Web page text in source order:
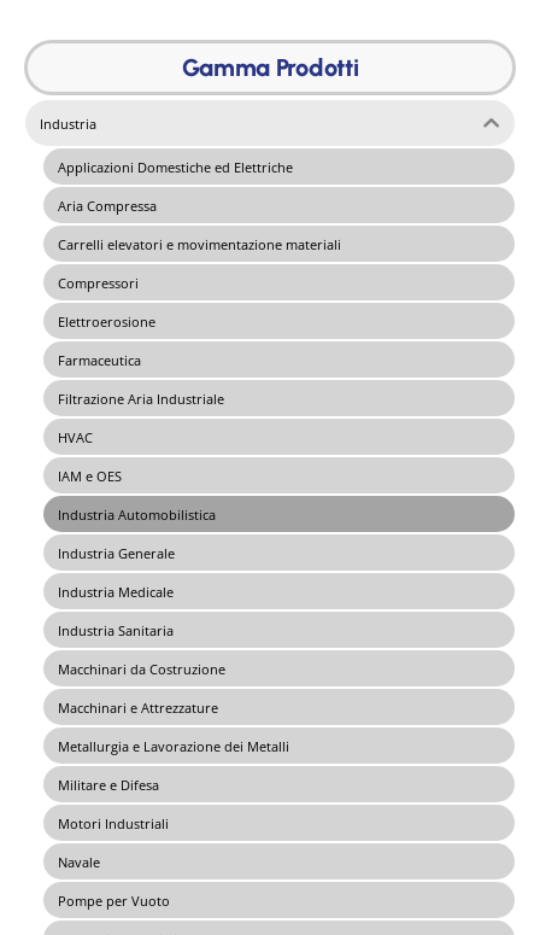
Gamma Prodotti
Industria
Applicazioni Domestiche ed Elettriche
Aria Compressa
Carrelli elevatori e movimentazione materiali
Compressori
Elettroerosione
Farmaceutica
Filtrazione Aria Industriale
HVAC
IAM e OES
Industria Automobilistica
Industria Generale
Industria Medicale
Industria Sanitaria
Macchinari da Costruzione
Macchinari e Attrezzature
Metallurgia e Lavorazione dei Metalli
Militare e Difesa
Motori Industriali
Navale
Pompe per Vuoto